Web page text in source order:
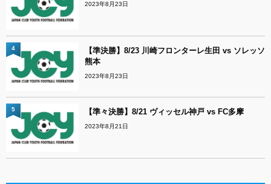
2023年8月23日
【準決勝】8/23 川崎フロンターレ生田 vs ソレッソ
熊本
2023年8月23日
4
【準々決勝】8/21 ヴィッセル神戸 vs FC多摩
2023年8月21日
5